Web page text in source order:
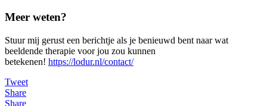
Meer weten?
Stuur mij gerust een berichtje als je benieuwd bent naar wat
beeldende therapie voor jou zou kunnen
betekenen! https://lodur.nl/contact/
Tweet
Share
Share